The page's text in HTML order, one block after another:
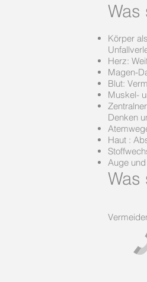
Was
Körper
Herz:
Magen-
Blut:
Muskel-
Denken
Haut :
Auge
Was